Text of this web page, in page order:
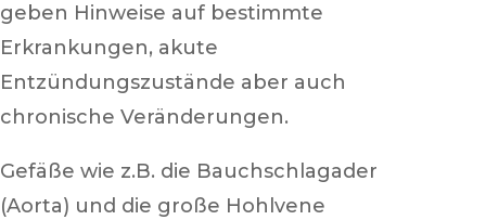
geben Hinweise auf bestimmte
Erkrankungen, akute
Entzündungszustände aber auch
chronische Veränderungen.
Gefäße wie z.B. die Bauchschlagader
(Aorta) und die große Hohlvene